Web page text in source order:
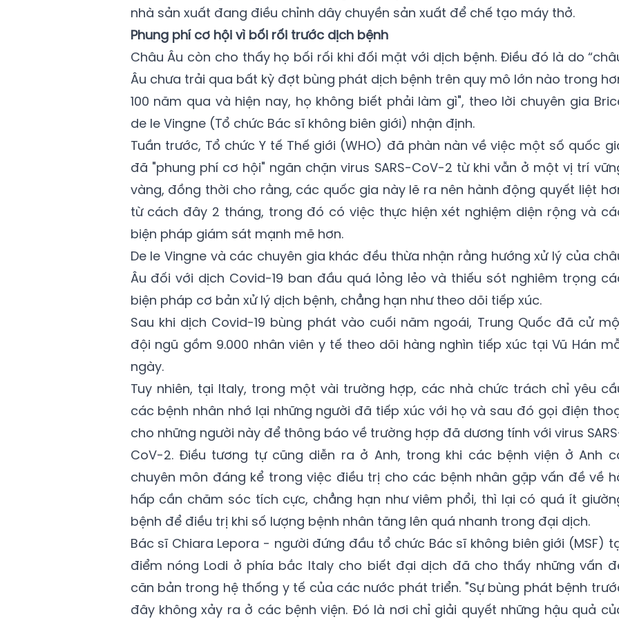
nhà sản xuất đang điều chỉnh dây chuyền sản xuất để chế tạo máy thở.
Phung phí cơ hội vì bối rối trước dịch bệnh
Châu Âu còn cho thấy họ bối rối khi đối mặt với dịch bệnh. Điều đó là do
Âu chưa trải qua bất kỳ đợt bùng phát dịch bệnh trên quy mô lớn nào trong
100 năm qua và hiện nay, họ không biết phải làm gì", theo lời chuyên gia
de le Vingne (Tổ chức Bác sĩ không biên giới) nhận định.
Tuần trước, Tổ chức Y tế Thế giới (WHO) đã phàn nàn về việc một số quốc
đã "phung phí cơ hội" ngăn chặn virus SARS-CoV-2 từ khi vẫn ở một vị trí
vàng, đồng thời cho rằng, các quốc gia này lẽ ra nên hành động quyết liệt
từ cách đây 2 tháng, trong đó có việc thực hiện xét nghiệm diện rộng và
biện pháp giám sát mạnh mẽ hơn.
De le Vingne và các chuyên gia khác đều thừa nhận rằng hướng xử lý của
Âu đối với dịch Covid-19 ban đầu quá lỏng lẻo và thiếu sót nghiêm trọng
biện pháp cơ bản xử lý dịch bệnh, chẳng hạn như theo dõi tiếp xúc.
Sau khi dịch Covid-19 bùng phát vào cuối năm ngoái, Trung Quốc đã cử
đội ngũ gồm 9.000 nhân viên y tế theo dõi hàng nghìn tiếp xúc tại Vũ Hán
ngày.
Tuy nhiên, tại Italy, trong một vài trường hợp, các nhà chức trách chỉ yêu
các bệnh nhân nhớ lại những người đã tiếp xúc với họ và sau đó gọi điện
cho những người này để thông báo về trường hợp đã dương tính với virus
CoV-2. Điều tương tự cũng diễn ra ở Anh, trong khi các bệnh viện ở Anh
chuyên môn đáng kể trong việc điều trị cho các bệnh nhân gặp vấn đề về
hấp cần chăm sóc tích cực, chẳng hạn như viêm phổi, thì lại có quá ít
bệnh để điều trị khi số lượng bệnh nhân tăng lên quá nhanh trong đại dịch.
Bác sĩ Chiara Lepora - người đứng đầu tổ chức Bác sĩ không biên giới (MSF)
điểm nóng Lodi ở phía bắc Italy cho biết đại dịch đã cho thấy những vấn
căn bản trong hệ thống y tế của các nước phát triển. "Sự bùng phát bệnh
đây không xảy ra ở các bệnh viện. Đó là nơi chỉ giải quyết những hậu quả